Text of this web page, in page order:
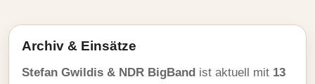
Archiv & Einsätze
Stefan Gwildis & NDR BigBand ist aktuell mit 13